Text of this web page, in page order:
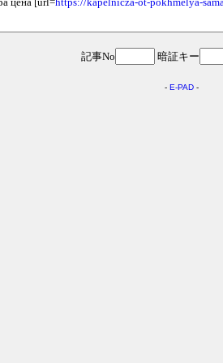
цена [url=https://kapelnicza-ot-pokhmelya-
記事No 暗証キー
- E-PAD -